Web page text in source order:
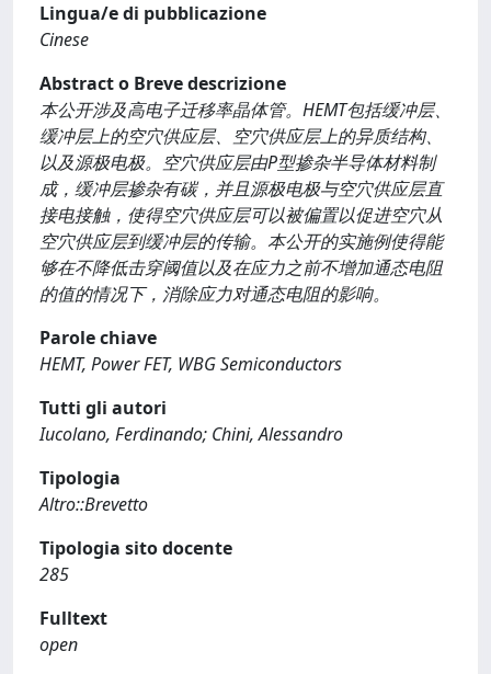
Lingua/e di pubblicazione
Cinese
Abstract o Breve descrizione
本公开涉及高电子迁移率晶体管。HEMT包括缓冲层、
缓冲层上的空穴供应层、空穴供应层上的异质结构、
以及源极电极。空穴供应层由P型掺杂半导体材料制
成，缓冲层掺杂有碳，并且源极电极与空穴供应层直
接电接触，使得空穴供应层可以被偏置以促进空穴从
空穴供应层到缓冲层的传输。本公开的实施例使得能
够在不降低击穿阈值以及在应力之前不增加通态电阻
的值的情况下，消除应力对通态电阻的影响。
Parole chiave
HEMT, Power FET, WBG Semiconductors
Tutti gli autori
Iucolano, Ferdinando; Chini, Alessandro
Tipologia
Altro::Brevetto
Tipologia sito docente
285
Fulltext
open